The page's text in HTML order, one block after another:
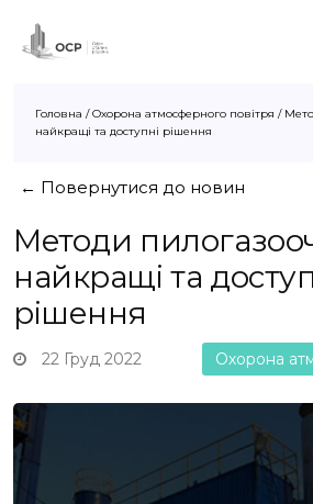
Головна /Охорона атмосферного повітря /
найкращі та доступні рішення
← Повернутися до новин
22 Груд 2022 Охорона
Методи
найкращі та
рішення